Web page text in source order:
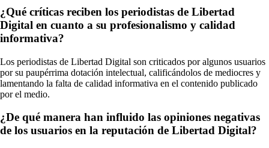
¿Qué críticas reciben los periodistas de Libertad
Digital en cuanto a su profesionalismo y calidad
informativa?
Los periodistas de Libertad Digital son criticados por algunos usuarios
por su paupérrima dotación intelectual, calificándolos de mediocres y
lamentando la falta de calidad informativa en el contenido publicado
por el medio.
¿De qué manera han influido las opiniones negativas
de los usuarios en la reputación de Libertad Digital?